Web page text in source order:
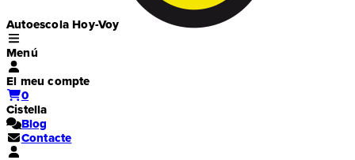
Autoescola Hoy-Voy
Menú
El meu compte
0
Cistella
Blog
Contacte